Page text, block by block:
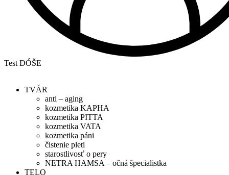
Test DÓŠE
TVÁR
anti – aging
kozmetika KAPHA
kozmetika PITTA
kozmetika VATA
kozmetika páni
čistenie pleti
starostlivosť o pery
NETRA HAMSA – očná špecialistka
TELO